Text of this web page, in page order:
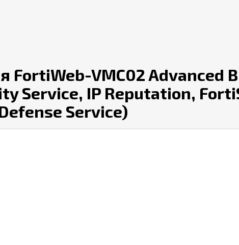
FortiWeb-VMC02 Advanced
Service, IP Reputation,
Service)